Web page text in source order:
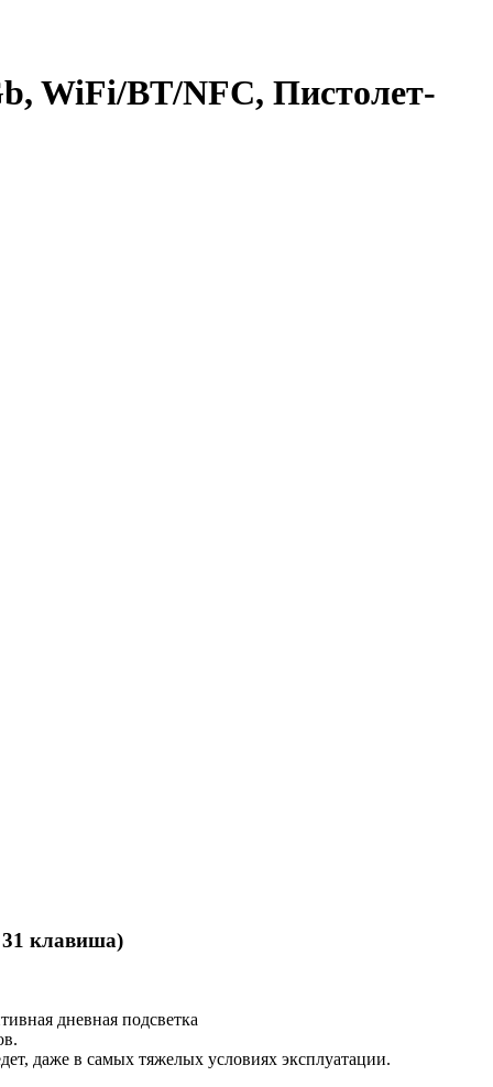
WiFi/BT/NFC, Пистолет-
клавиша)
дневная подсветка
даже в самых тяжелых условиях эксплуатации.